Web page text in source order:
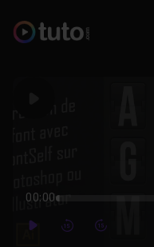
00:00
PlayForwardForward